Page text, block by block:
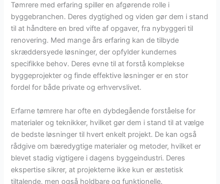
Tømrere med erfaring spiller en afgørende rolle i
byggebranchen. Deres dygtighed og viden gør dem i stand
til at håndtere en bred vifte af opgaver, fra nybyggeri til
renovering. Med mange års erfaring kan de tilbyde
skræddersyede løsninger, der opfylder kundernes
specifikke behov. Deres evne til at forstå komplekse
byggeprojekter og finde effektive løsninger er en stor
fordel for både private og erhvervslivet.
Erfarne tømrere har ofte en dybdegående forståelse for
materialer og teknikker, hvilket gør dem i stand til at vælge
de bedste løsninger til hvert enkelt projekt. De kan også
rådgive om bæredygtige materialer og metoder, hvilket er
blevet stadig vigtigere i dagens byggeindustri. Deres
ekspertise sikrer, at projekterne ikke kun er æstetisk
tiltalende, men også holdbare og funktionelle.